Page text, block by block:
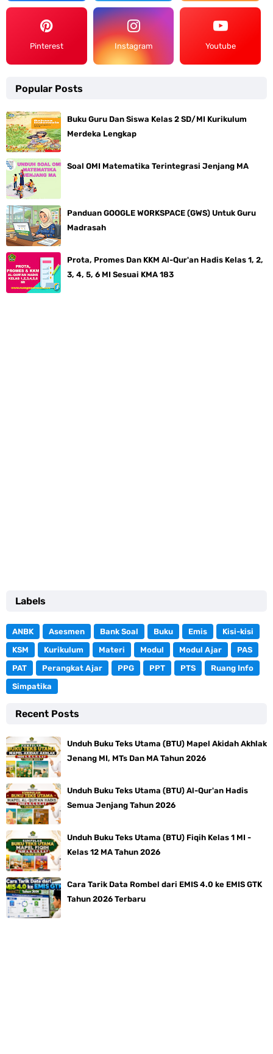
Pinterest Instagram Youtube
Popular Posts
Buku Guru Dan Siswa Kelas 2 SD/MI Kurikulum
Merdeka Lengkap
Soal OMI Matematika Terintegrasi Jenjang MA
Panduan GOOGLE WORKSPACE (GWS) Untuk Guru
Madrasah
Prota, Promes Dan KKM Al-Qur'an Hadis Kelas 1, 2,
3, 4, 5, 6 MI Sesuai KMA 183
Labels
ANBK Asesmen Bank Soal Buku Emis
Kisi-kisi
KSM
Kurikulum Materi Modul Modul Ajar
PAS
PAT
Perangkat Ajar PPG PPT PTS
Ruang Info
Simpatika
Recent Posts
Unduh Buku Teks Utama (BTU) Mapel Akidah Akhlak
Jenang MI, MTs Dan MA Tahun 2026
Unduh Buku Teks Utama (BTU) Al-Qur'an Hadis
Semua Jenjang Tahun 2026
Unduh Buku Teks Utama (BTU) Fiqih Kelas 1 MI -
Kelas 12 MA Tahun 2026
Cara Tarik Data Rombel dari EMIS 4.0 ke EMIS GTK
Tahun 2026 Terbaru